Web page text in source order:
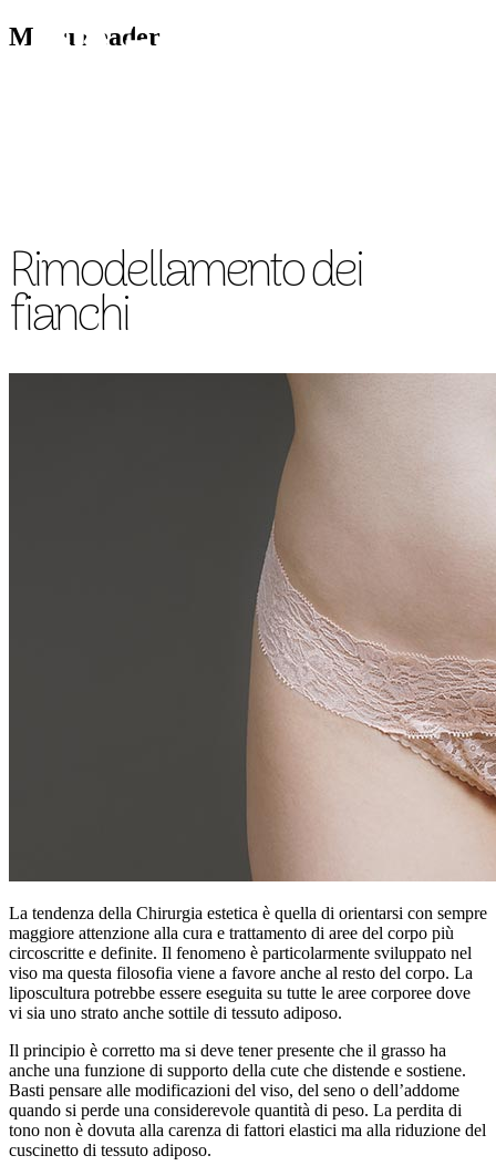
Menu header
Rimodellamento dei
fianchi
La tendenza della Chirurgia estetica è quella di orientarsi con sempre
maggiore attenzione alla cura e trattamento di aree del corpo più
circoscritte e definite. Il fenomeno è particolarmente sviluppato nel
viso ma questa filosofia viene a favore anche al resto del corpo. La
liposcultura potrebbe essere eseguita su tutte le aree corporee dove
vi sia uno strato anche sottile di tessuto adiposo.
Il principio è corretto ma si deve tener presente che il grasso ha
anche una funzione di supporto della cute che distende e sostiene.
Basti pensare alle modificazioni del viso, del seno o dell’addome
quando si perde una considerevole quantità di peso. La perdita di
tono non è dovuta alla carenza di fattori elastici ma alla riduzione del
cuscinetto di tessuto adiposo.